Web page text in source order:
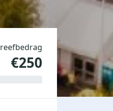
€250